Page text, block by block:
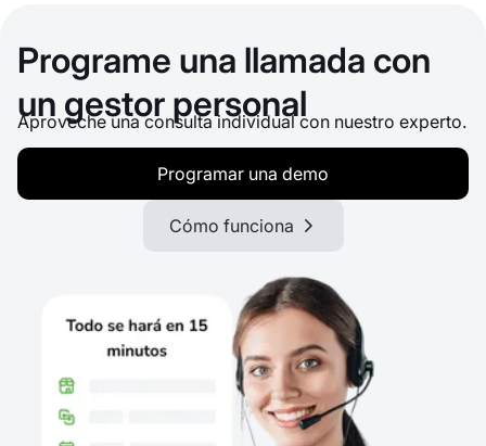
Programe una llamada con
un gestor personal
Aproveche una consulta individual con nuestro experto.
Programar una demo
Cómo funciona